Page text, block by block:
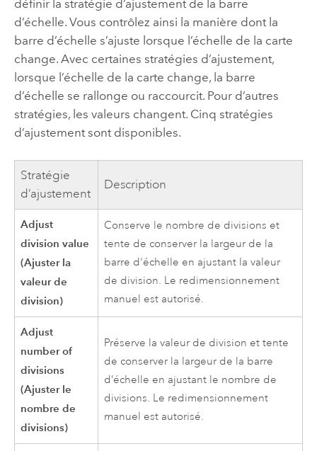
définir la stratégie d’ajustement de la barre
d’échelle. Vous contrôlez ainsi la manière dont la
barre d’échelle s’ajuste lorsque l’échelle de la carte
change. Avec certaines stratégies d’ajustement,
lorsque l’échelle de la carte change, la barre
d’échelle se rallonge ou raccourcit. Pour d’autres
stratégies, les valeurs changent. Cinq stratégies
d’ajustement sont disponibles.
Stratégie
d’ajustement
Description
Adjust
division value
(Ajuster la
valeur de
division)
Conserve le nombre de divisions et
tente de conserver la largeur de la
barre d'échelle en ajustant la valeur
de division. Le redimensionnement
manuel est autorisé.
Adjust
number of
divisions
(Ajuster le
nombre de
divisions)
Préserve la valeur de division et tente
de conserver la largeur de la barre
d’échelle en ajustant le nombre de
divisions. Le redimensionnement
manuel est autorisé.